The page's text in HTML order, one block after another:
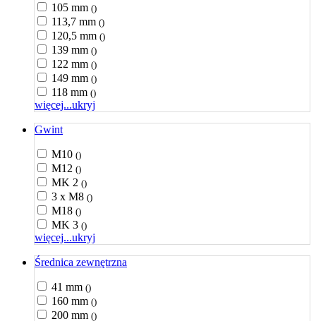
105 mm ()
113,7 mm ()
120,5 mm ()
139 mm ()
122 mm ()
149 mm ()
118 mm ()
więcej...ukryj
Gwint
M10 ()
M12 ()
MK 2 ()
3 x M8 ()
M18 ()
MK 3 ()
więcej...ukryj
Średnica zewnętrzna
41 mm ()
160 mm ()
200 mm ()